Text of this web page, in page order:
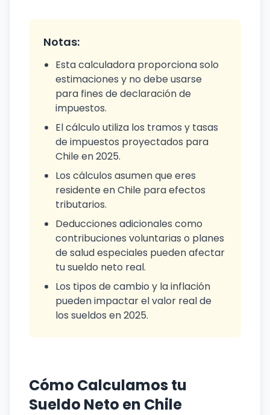
Notas:
Esta calculadora proporciona solo
estimaciones y no debe usarse
para fines de declaración de
impuestos.
El cálculo utiliza los tramos y tasas
de impuestos proyectados para
Chile en 2025.
Los cálculos asumen que eres
residente en Chile para efectos
tributarios.
Deducciones adicionales como
contribuciones voluntarias o planes
de salud especiales pueden afectar
tu sueldo neto real.
Los tipos de cambio y la inflación
pueden impactar el valor real de
los sueldos en 2025.
Cómo Calculamos tu
Sueldo Neto en Chile